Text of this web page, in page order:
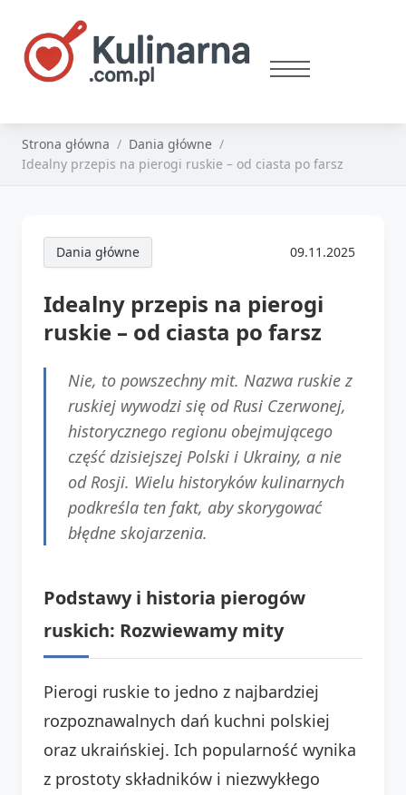
Strona główna
Dania główne
Idealny przepis na pierogi ruskie – od ciasta po farsz
Dania główne 09.11.2025
Idealny przepis na pierogi
ruskie – od ciasta po farsz
Nie, to powszechny mit. Nazwa ruskie z
ruskiej wywodzi się od Rusi Czerwonej,
historycznego regionu obejmującego
część dzisiejszej Polski i Ukrainy, a nie
od Rosji. Wielu historyków kulinarnych
podkreśla ten fakt, aby skorygować
błędne skojarzenia.
Podstawy i historia pierogów
ruskich: Rozwiewamy mity
Pierogi ruskie to jedno z najbardziej
rozpoznawalnych dań kuchni polskiej
oraz ukraińskiej. Ich popularność wynika
z prostoty składników i niezwykłego